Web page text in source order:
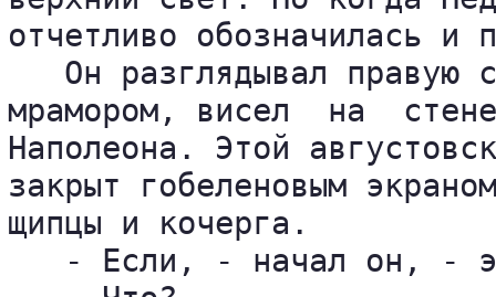
отчетливо обозначилась и
Он разглядывал правую
мрамором, висел  на
Наполеона. Этой
закрыт гобеленовым
щипцы и кочерга.
- Если, - начал он, -